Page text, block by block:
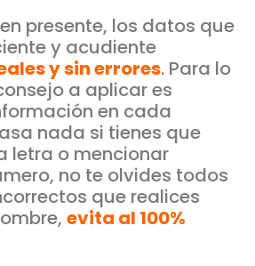
presente, los datos que
y acudiente
y sin errores. Para lo
a aplicar es
en cada
nada si tienes que
letra o mencionar
no te olvides todos
que realices
evita al 100%